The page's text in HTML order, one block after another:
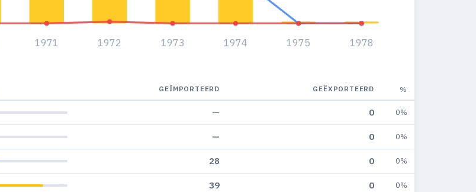
1971 1972 1973 1974 1975 1978
GEÏMPORTEERD GEËXPORTEERD %
— 0 0%
— 0 0%
28 0 0%
39 0 0%